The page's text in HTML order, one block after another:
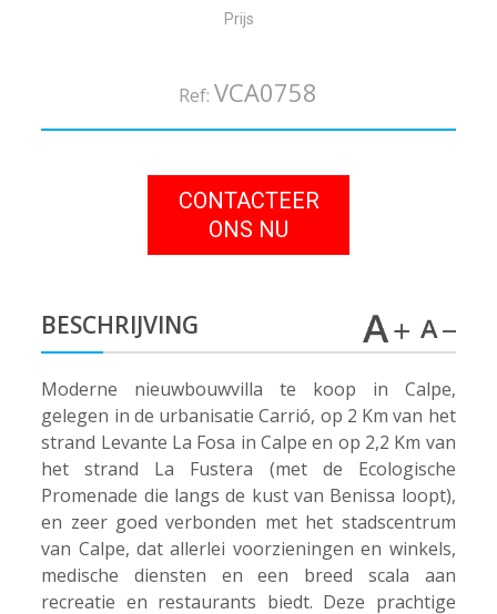
Prijs
Ref: VCA0758
CONTACTEER
ONS NU
BESCHRIJVING
Moderne nieuwbouwvilla te koop in Calpe,
gelegen in de urbanisatie Carrió, op 2 Km van het
strand Levante La Fosa in Calpe en op 2,2 Km van
het strand La Fustera (met de Ecologische
Promenade die langs de kust van Benissa loopt),
en zeer goed verbonden met het stadscentrum
van Calpe, dat allerlei voorzieningen en winkels,
medische diensten en een breed scala aan
recreatie en restaurants biedt. Deze prachtige